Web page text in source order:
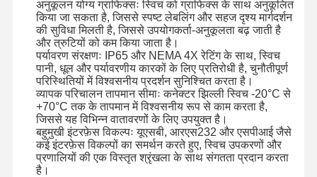
घर उत्पाद
कारखाने का दौरा गुणवत्ता नियंत्रण हमसे संपर्क करें समाचार
अनुकूलन योग्य ग्राफिक्सः स्विच को ग्राफिक्स के साथ अनुकूलित
किया जा सकता है, जिससे स्पष्ट लेबलिंग और सहज दृश्य मार्गदर्शन
की सुविधा मिलती है, जिससे उपयोगकर्ता-अनुकूलता बढ़ जाती है
और त्रुटियों को कम किया जाता है।
पर्यावरण संरक्षणः IP65 और NEMA 4X रेटिंग के साथ, स्विच
पानी, धूल और पर्यावरणीय कारकों के लिए प्रतिरोधी है, चुनौतीपूर्ण
परिस्थितियों में विश्वसनीय प्रदर्शन सुनिश्चित करता है।
व्यापक परिचालन तापमान सीमाः कनेक्टर झिल्ली स्विच -20°C से
+70°C तक के तापमान में विश्वसनीय रूप से काम करता है,
जिससे यह विभिन्न वातावरणों के लिए उपयुक्त है।
बहुमुखी इंटरफ़ेस विकल्पः यूएसबी, आरएस232 और एसपीआई जैसे
कई इंटरफ़ेस विकल्पों का समर्थन करते हुए, स्विच उपकरणों और
प्रणालियों की एक विस्तृत श्रृंखला के साथ संगतता प्रदान करता
है।